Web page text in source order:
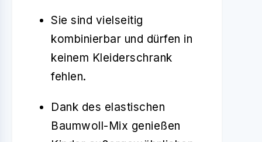
Sie sind vielseitig
kombinierbar und dürfen in
keinem Kleiderschrank
fehlen.
Dank des elastischen
Baumwoll-Mix genießen